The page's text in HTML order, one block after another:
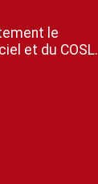
le
et du COSL.